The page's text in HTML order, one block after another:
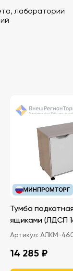
лабораторий
МИНПРОМТОРГ
Тумба
ящиками
Артикул: АЛКМ-
14 285 ₽